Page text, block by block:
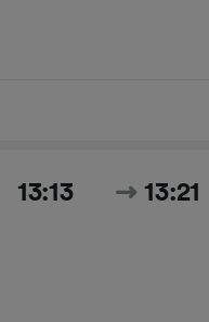
13:13 13:21